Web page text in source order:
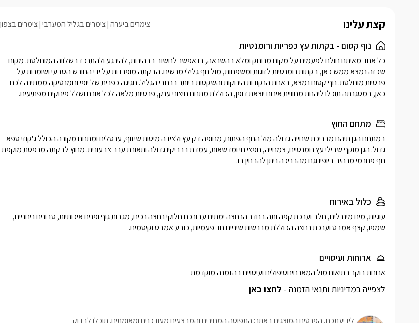
קצת עלינו צימרים ביערה צימרים בגליל המערבי צימרים בצפון
נוף קסום - בקתות עץ כפריות ורומנטיות
כאן, במסגרתה תוכלו ליהנות מחוויית אירוח יוצאת דופן, הכוללת מתחם חיצוני ענק, פרטיות מלאה לכל אורח ושלל פינוקים מפתיעים.
מתחם החוץ
כלול באירוח
שמפו, קצף אמבט וערכת רחצה הכוללת מברשות שיניים חד פעמיות, כובע אמבט וקיסמים.
ארוחות ועיסויים
ארוחת בוקר בתיאום מול המארחיםטיפולים ועיסויים בהזמנה מוקדמת
לצפייה במדיניות ותנאי הזמנה - לחצו כאן
לידיעתכם, הפרטים המוצגים באתר: התפוסה המחירים והמבצעים מעודכנים ומאומתים. תוכלו לבדוק